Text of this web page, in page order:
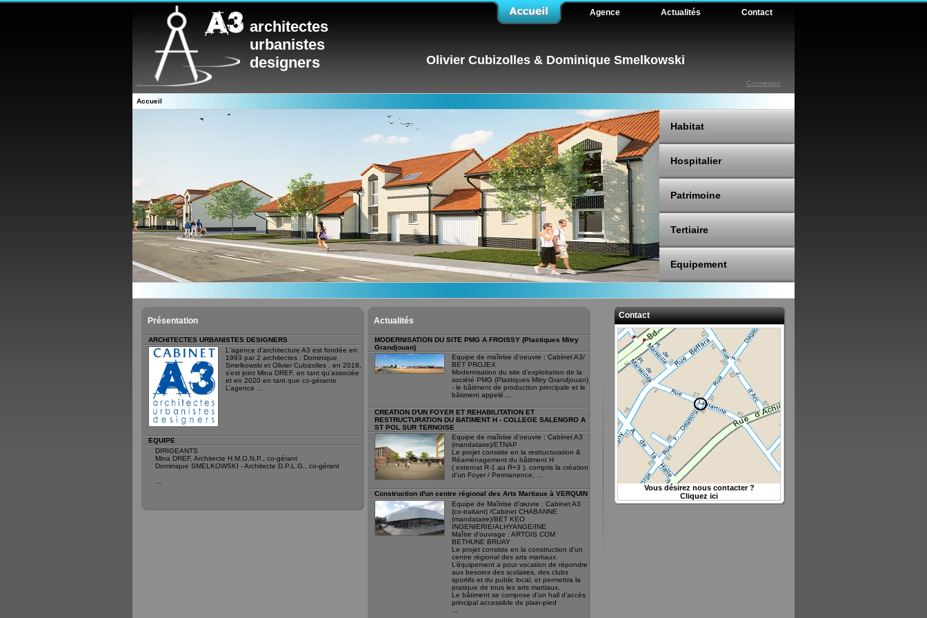
architectes
urbanistes
designers
Connexion
Olivier Cubizolles & Dominique Smelkowski
Accueil
Présentation
ARCHITECTES URBANISTES DESIGNERS
L'agence d'architecture A3 est fondée en
1993 par 2 architectes : Dominique
Smelkowski et Olivier Cubizolles . en 2018,
s'est joint Mina DREF, en tant qu'associée
et en 2020 en tant que co-gérante
L’agence ...
EQUIPE
DIRIGEANTS
Mina DREF, Architecte H.M.O.N.P., co-gérant
Dominique SMELKOWSKI - Architecte D.P.L.G., co-gérant
Actualités
MODERNISATION DU SITE PMG A FROISSY (Plastiques Mitry
Grandjouan)
Equipe de maîtrise d'oeuvre : Cabinet A3/
BET PROJEX
Modernisation du site d’exploitation de la
société PMG (Plastiques Mitry Grandjouan)
- le bâtiment de production principale et le
bâtiment appelé ...
CREATION D'UN FOYER ET REHABILITATION ET
RESTRUCTURATION DU BATIMENT H - COLLEGE SALENGRO A
ST POL SUR TERNOISE
Equipe de maîtrise d'oeuvre : Cabinet A3
(mandataire)/ETNAP
Le projet consiste en la restructuration &
Réaménagement du bâtiment H
( externat R-1 au R+3 ), compris la création
d’un Foyer / Permanence, ...
Construction d'un centre régional des Arts Martiaux à VERQUIN
Equipe de Maîtrise d'œuvre : Cabinet A3
(co-traitant) /Cabinet CHABANNE
(mandataire)/BET KEO
INGENIERIE/ALHYANGE/INE
Maître d'ouvrage : ARTOIS COM
BETHUNE BRUAY
Le projet consiste en la construction d’un
centre régional des arts martiaux.
L’équipement a pour vocation de répondre
aux besoins des scolaires, des clubs
sportifs et du public local, et permettra la
pratique de tous les arts martiaux.
Le bâtiment se compose d’un hall d’accès
principal accessible de plain-pied
Contact
Vous désirez nous contacter ?
Cliquez ici
Habitat
Hospitalier
Patrimoine
Tertiaire
Equipement
Agence Actualités Contact